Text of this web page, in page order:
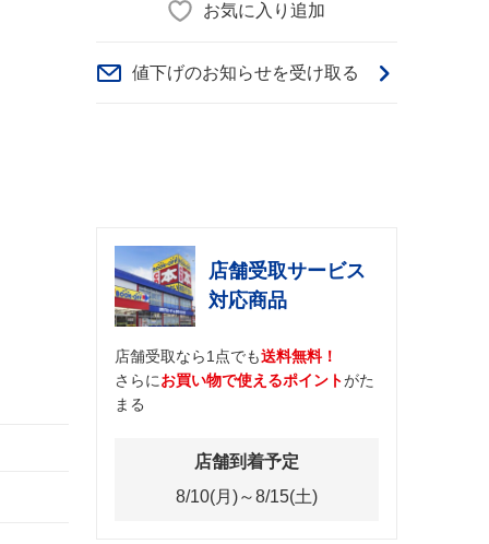
お気に入り追加
値下げのお知らせを受け取る
店舗受取サービス
対応商品
店舗受取なら1点でも送料無料！
さらにお買い物で使えるポイントがた
まる
店舗到着予定
8/10(月)～8/15(土)